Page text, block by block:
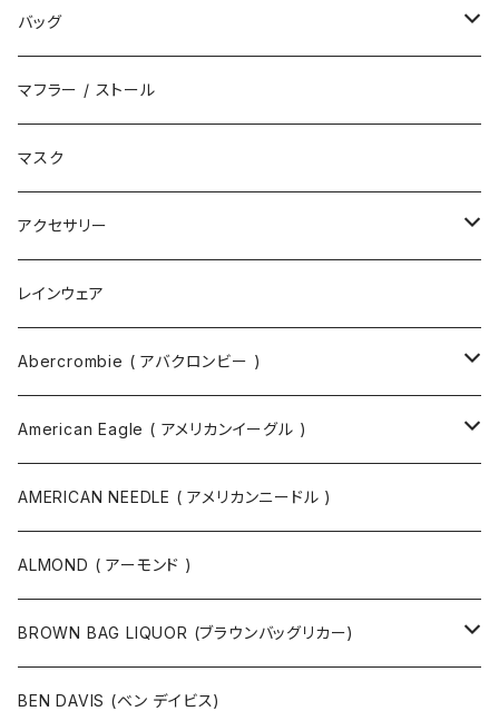
ハット
スニーカー
サンダル
ブーツ
バッグ
エコバッグ / マーケットバッグ
ショルダーバッグ
トートバッグ
ボディバッグ
バックパック
ツールバッグ
ボディバッグ・ヒップバッグ
ボストンバッグ / 旅行バッグ
ポーチ
マフラー / ストール
マスク
アクセサリー
ネックレス
指輪
バングル
サングラス
マスク
ベルト
その他
レインウェア
Abercrombie ( アバクロンビー )
スウェット
カットソー
ニット
ジャケット・ブルゾン
コート
American Eagle ( アメリカンイーグル )
ニット
スウェット
カットソー
パンツ
AMERICAN NEEDLE ( アメリカンニードル )
ALMOND ( アーモンド )
BROWN BAG LIQUOR (ブラウンバッグリカー)
半袖Tシャツ
BEN DAVIS (ベン デイビス)